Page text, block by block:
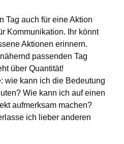
Tag auch für eine Aktion
Kommunikation. Ihr könnt
Aktionen erinnern.
passenden Tag
über Quantität!
wie kann ich die Bedeutung
Wie kann ich auf einen
aufmerksam machen?
ich lieber anderen